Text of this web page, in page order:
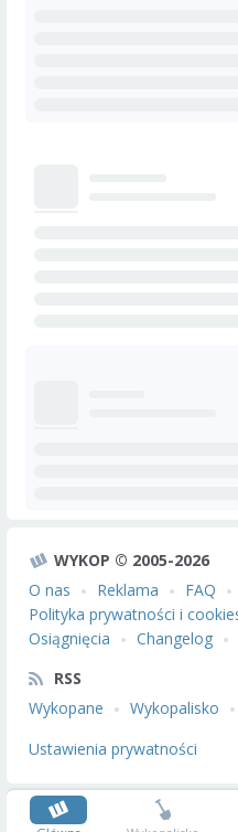
WYKOP © 2005-2026
O nas
Reklama FAQ
Polityka prywatności i
Osiągnięcia
Changelog
RSS
Wykopane
Wykopalisko
Ustawienia prywatności